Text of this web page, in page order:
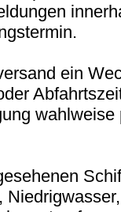
ein
wahlweise